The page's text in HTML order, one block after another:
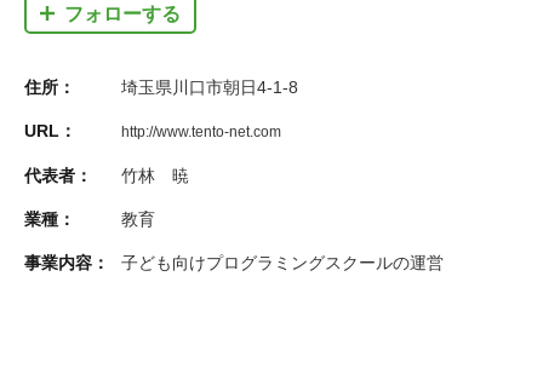
フォローする
住所： 埼玉県川口市朝日4-1-8
URL： http://www.tento-net.com
代表者： 竹林 暁
業種： 教育
事業内容： 子ども向けプログラミングスクールの運営